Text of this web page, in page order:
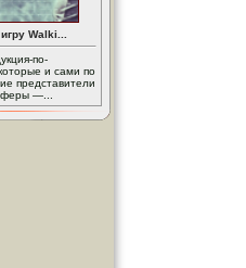
Walki...
по-
и сами по
представители
—...